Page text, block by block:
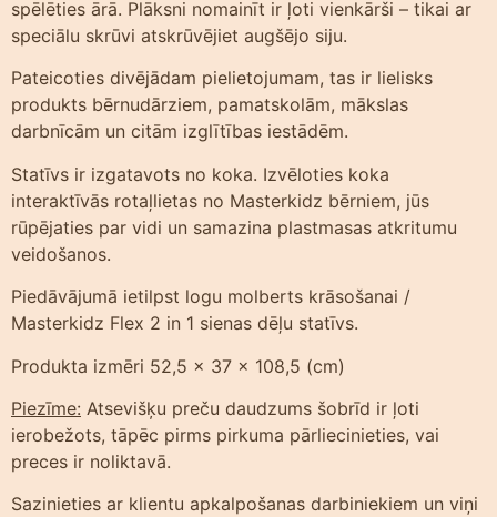
spēlēties ārā. Plāksni nomainīt ir ļoti vienkārši – tikai ar
speciālu skrūvi atskrūvējiet augšējo siju.
Pateicoties divējādam pielietojumam, tas ir lielisks
produkts bērnudārziem, pamatskolām, mākslas
darbnīcām un citām izglītības iestādēm.
Statīvs ir izgatavots no koka. Izvēloties koka
interaktīvās rotaļlietas no Masterkidz bērniem, jūs
rūpējaties par vidi un samazina plastmasas atkritumu
veidošanos.
Piedāvājumā ietilpst logu molberts krāsošanai /
Masterkidz Flex 2 in 1 sienas dēļu statīvs.
Produkta izmēri 52,5 x 37 x 108,5 (cm)
Piezīme: Atsevišķu preču daudzums šobrīd ir ļoti
ierobežots, tāpēc pirms pirkuma pārliecinieties, vai
preces ir noliktavā.
Sazinieties ar klientu apkalpošanas darbiniekiem un viņi